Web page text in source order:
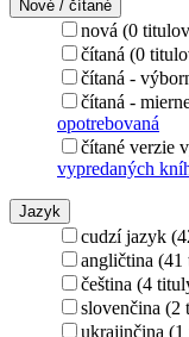
Nové / čítané
nová (0
čítaná (0
čítaná -
čítaná -
opotrebovaná
čítané verzie
vypredaných
Jazyk
cudzí jazyk
angličtina
čeština (4
slovenčina (2
ukrajinčina